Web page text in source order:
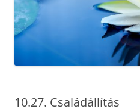
10.27. Családállítás